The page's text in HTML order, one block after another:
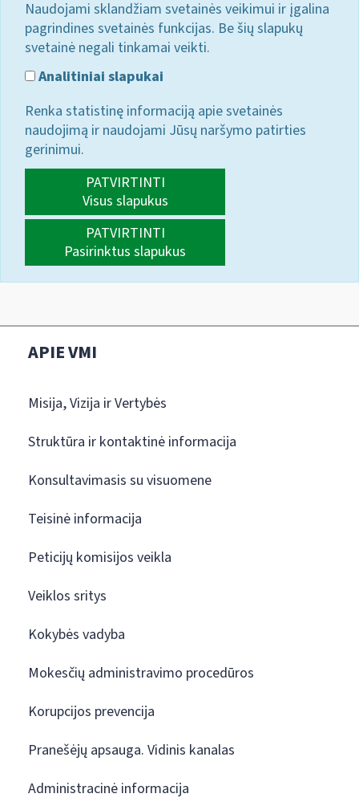
Naudojami sklandžiam svetainės veikimui ir įgalina
pagrindines svetainės funkcijas. Be šių slapukų
svetainė negali tinkamai veikti.
Analitiniai slapukai
Renka statistinę informaciją apie svetainės
naudojimą ir naudojami Jūsų naršymo patirties
gerinimui.
PATVIRTINTI
Visus slapukus
PATVIRTINTI
Pasirinktus slapukus
APIE VMI
Misija, Vizija ir Vertybės
Struktūra ir kontaktinė informacija
Konsultavimasis su visuomene
Teisinė informacija
Peticijų komisijos veikla
Veiklos sritys
Kokybės vadyba
Mokesčių administravimo procedūros
Korupcijos prevencija
Pranešėjų apsauga. Vidinis kanalas
Administracinė informacija